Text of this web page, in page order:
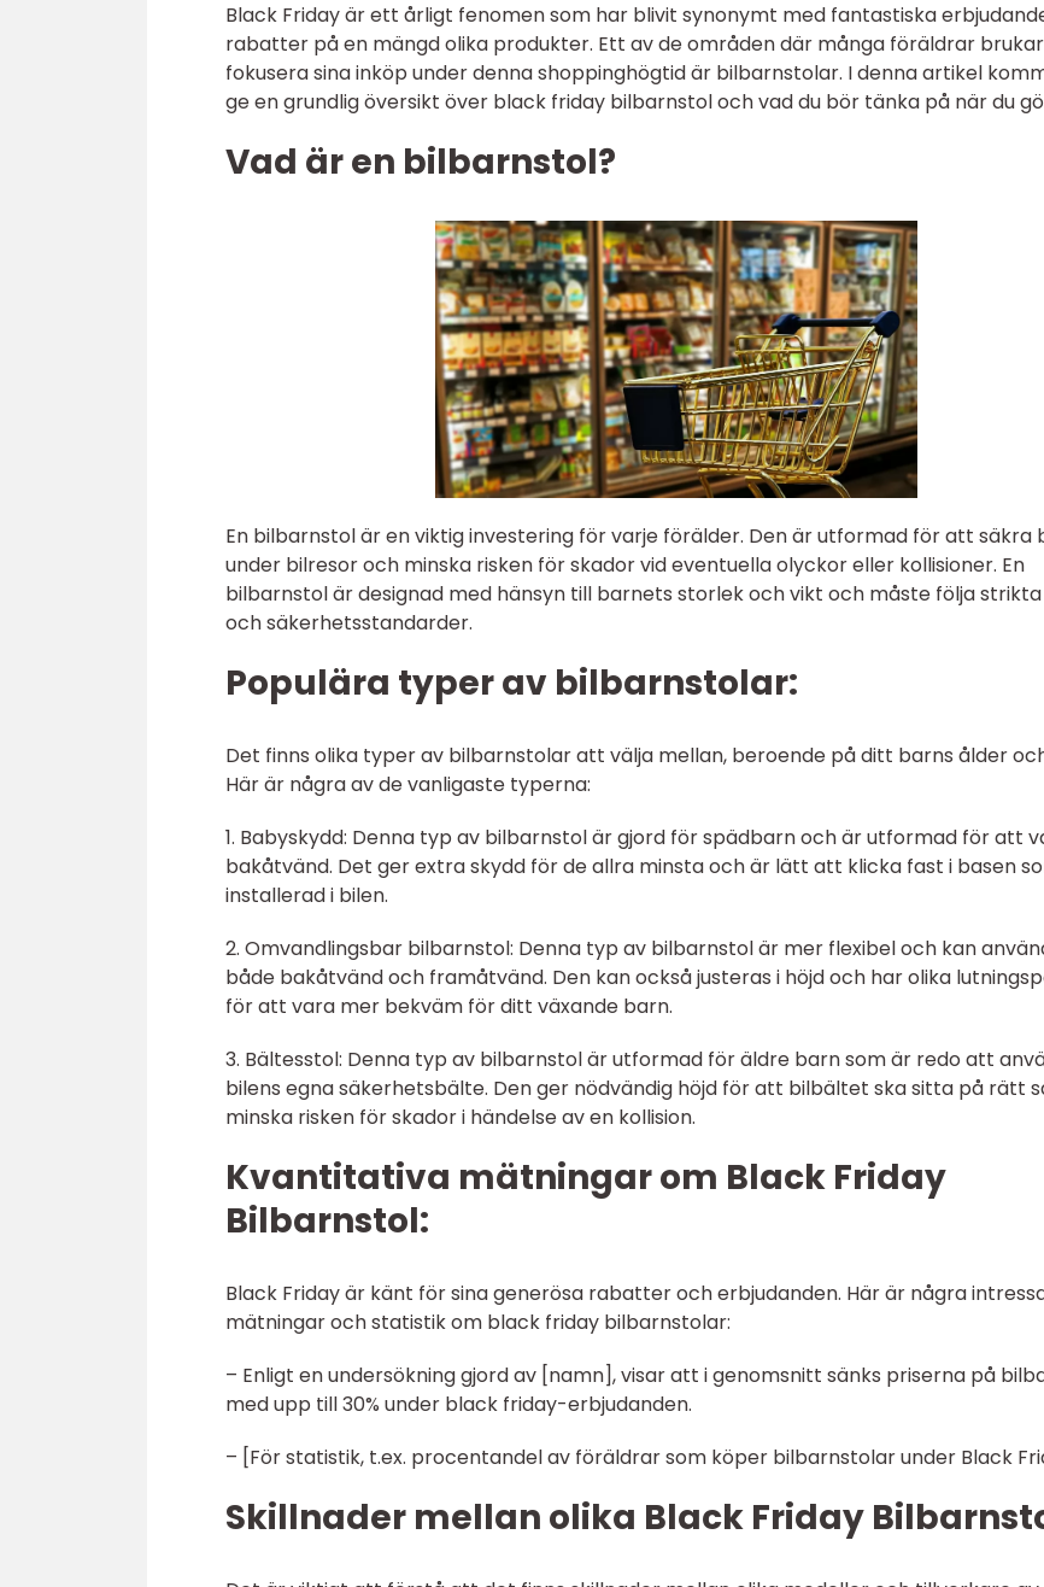
Black Friday är ett årligt fenomen som har blivit synonymt med fantastiska
rabatter på en mängd olika produkter. Ett av de områden där många föräldrar brukar
fokusera sina inköp under denna shoppinghögtid är bilbarnstolar. I denna artikel
ge en grundlig översikt över black friday bilbarnstol och vad du bör tänka på när du
Vad är en bilbarnstol?
En bilbarnstol är en viktig investering för varje förälder. Den är utformad för att säkra
under bilresor och minska risken för skador vid eventuella olyckor eller kollisioner. En
bilbarnstol är designad med hänsyn till barnets storlek och vikt och måste följa
och säkerhetsstandarder.
Populära typer av bilbarnstolar:
Det finns olika typer av bilbarnstolar att välja mellan, beroende på ditt barns ålder
Här är några av de vanligaste typerna:
1. Babyskydd: Denna typ av bilbarnstol är gjord för spädbarn och är utformad för att
bakåtvänd. Det ger extra skydd för de allra minsta och är lätt att klicka fast i basen
installerad i bilen.
2. Omvandlingsbar bilbarnstol: Denna typ av bilbarnstol är mer flexibel och kan
både bakåtvänd och framåtvänd. Den kan också justeras i höjd och har olika
för att vara mer bekväm för ditt växande barn.
3. Bältesstol: Denna typ av bilbarnstol är utformad för äldre barn som är redo att
bilens egna säkerhetsbälte. Den ger nödvändig höjd för att bilbältet ska sitta på rätt
minska risken för skador i händelse av en kollision.
Kvantitativa mätningar om Black Friday
Bilbarnstol:
Black Friday är känt för sina generösa rabatter och erbjudanden. Här är några
mätningar och statistik om black friday bilbarnstolar:
– Enligt en undersökning gjord av [namn], visar att i genomsnitt sänks priserna på
med upp till 30% under black friday-erbjudanden.
– [För statistik, t.ex. procentandel av föräldrar som köper bilbarnstolar under Black
Skillnader mellan olika Black Friday